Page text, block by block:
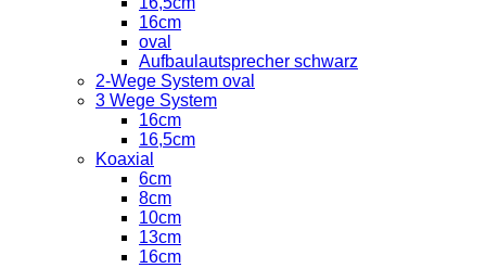
16cm
oval
Aufbaulautsprecher schwarz
2-Wege System oval
3 Wege System
16cm
16,5cm
Koaxial
6cm
8cm
10cm
13cm
16cm